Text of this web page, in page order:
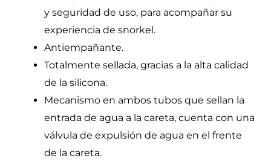
y seguridad de uso, para acompañar su
experiencia de snorkel.
Antiempañante.
Totalmente sellada, gracias a la alta calidad
de la silicona.
Mecanismo en ambos tubos que sellan la
entrada de agua a la careta, cuenta con una
válvula de expulsión de agua en el frente
de la careta.